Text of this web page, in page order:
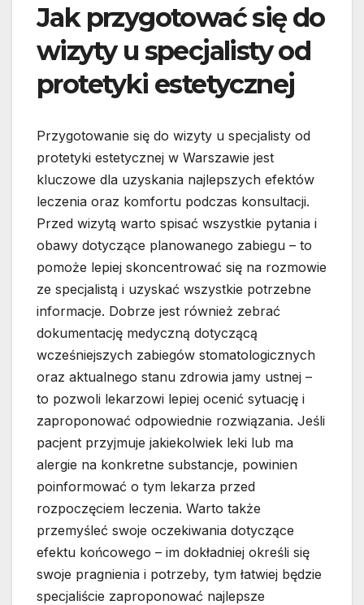
Jak przygotować się do
wizyty u specjalisty od
protetyki estetycznej
Przygotowanie się do wizyty u specjalisty od
protetyki estetycznej w Warszawie jest
kluczowe dla uzyskania najlepszych efektów
leczenia oraz komfortu podczas konsultacji.
Przed wizytą warto spisać wszystkie pytania i
obawy dotyczące planowanego zabiegu – to
pomoże lepiej skoncentrować się na rozmowie
ze specjalistą i uzyskać wszystkie potrzebne
informacje. Dobrze jest również zebrać
dokumentację medyczną dotyczącą
wcześniejszych zabiegów stomatologicznych
oraz aktualnego stanu zdrowia jamy ustnej –
to pozwoli lekarzowi lepiej ocenić sytuację i
zaproponować odpowiednie rozwiązania. Jeśli
pacjent przyjmuje jakiekolwiek leki lub ma
alergie na konkretne substancje, powinien
poinformować o tym lekarza przed
rozpoczęciem leczenia. Warto także
przemyśleć swoje oczekiwania dotyczące
efektu końcowego – im dokładniej określi się
swoje pragnienia i potrzeby, tym łatwiej będzie
specjaliście zaproponować najlepsze